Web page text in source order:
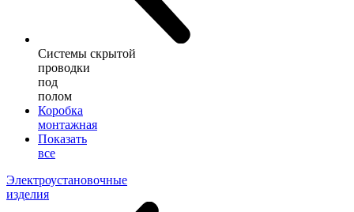
Системы скрытой
проводки
под
полом
Коробка
монтажная
Показать
все
Электроустановочные
изделия